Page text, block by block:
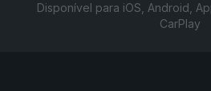
Disponível para iOS, Android,
CarPlay